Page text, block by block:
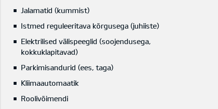
Jalamatid (kummist)
Istmed reguleeritava kõrgusega (juhiiste)
Elektrilised välispeeglid (soojendusega,
kokkuklapitavad)
Parkimisandurid (ees, taga)
Kliimaautomaatik
Roolivõimendi